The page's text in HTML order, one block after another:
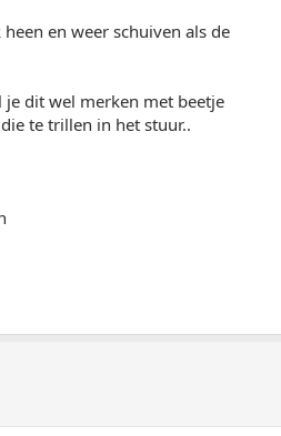
en weer schuiven als de
dit wel merken met beetje
te trillen in het stuur..